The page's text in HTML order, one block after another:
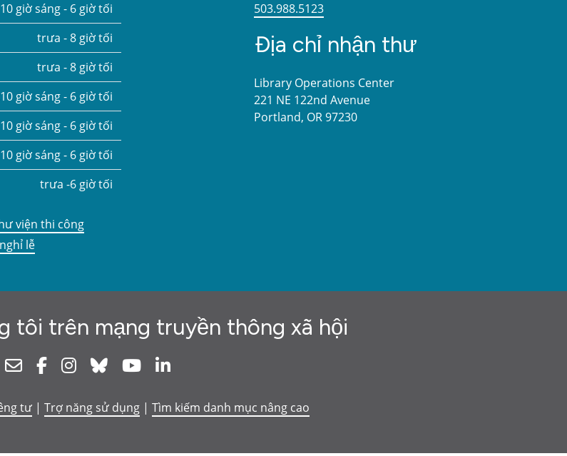
10 giờ sáng - 6 giờ tối
trưa - 8 giờ tối
trưa - 8 giờ tối
10 giờ sáng - 6 giờ tối
10 giờ sáng - 6 giờ tối
10 giờ sáng - 6 giờ tối
trưa -6 giờ tối
viện thi công
lễ
503.988.5123
Địa chỉ nhận thư
Library Operations Center
221 NE 122nd Avenue
Portland, OR 97230
tôi trên mạng truyền thông xã hội
NewsletterFacebookInstagram
Bluesky Youtube
tư| Trợ năng sử dụng| Tìm kiếm danh mục nâng cao